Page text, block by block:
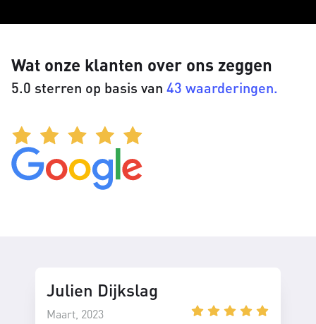
Wat onze klanten over ons zeggen
5.0 sterren op basis van 43 waarderingen.
Julien Dijkslag
Maart, 2023